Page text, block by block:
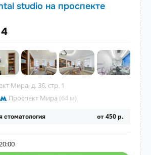
studio на проспекте
4
Мира, д. 36, стр. 1
Проспект Мира (64 м)
стоматология от 450 р.